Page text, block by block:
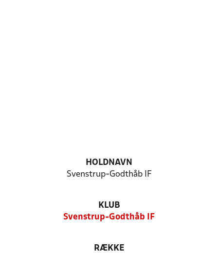
HOLDNAVN
Svenstrup-Godthåb IF
KLUB
Svenstrup-Godthåb IF
RÆKKE